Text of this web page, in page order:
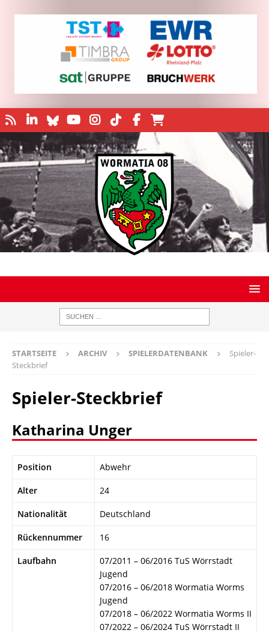
STARTSEITE ARCHIV SPIELERDATENBANK
Spieler-
Steckbrief
Spieler-Steckbrief
Katharina Unger
Position Abwehr
Alter 24
Nationalität Deutschland
Rückennummer 16
Laufbahn
07/2011 – 06/2016 TuS Wörrstadt
Jugend
07/2016 – 06/2018 Wormatia Worms
Jugend
07/2018 – 06/2022 Wormatia Worms II
07/2022 – 06/2024 TuS Wörrstadt II